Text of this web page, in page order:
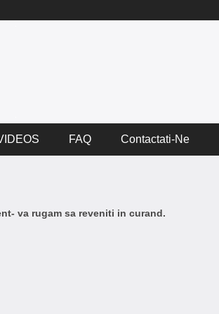
FAQ Contactati-Ne
va rugam sa reveniti in curand.